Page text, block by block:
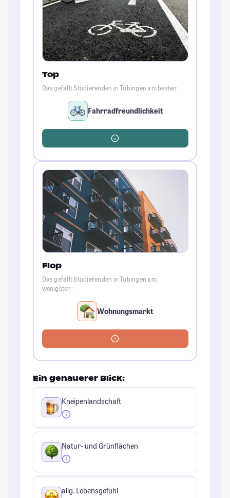
Top
Das gefällt Studierenden in Tübingen am besten:
Fahrradfreundlichkeit
Flop
Das gefällt Studierenden in Tübingen am
wenigsten:
Wohnungsmarkt
Ein genauerer Blick:
Kneipenlandschaft
Natur- und Grünflächen
allg. Lebensgefühl